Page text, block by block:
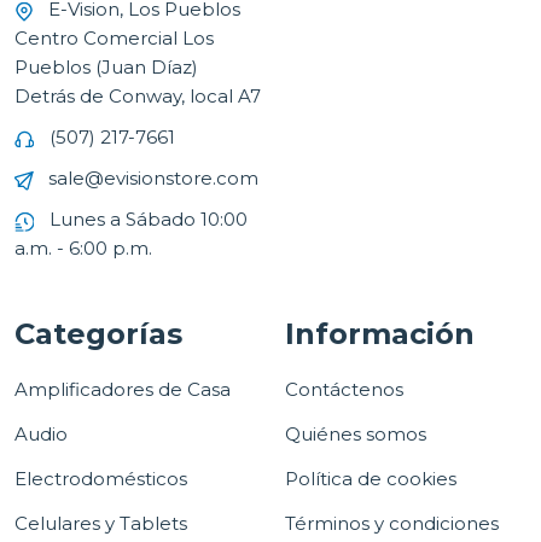
E-Vision, Los Pueblos
Centro Comercial Los
Pueblos (Juan Díaz)
Detrás de Conway, local A7
(507) 217-7661
sale@evisionstore.com
Lunes a Sábado 10:00
a.m. - 6:00 p.m.
Categorías
Amplificadores de Casa
Audio
Electrodomésticos
Celulares y Tablets
Información
Contáctenos
Quiénes somos
Política de cookies
Términos y condiciones